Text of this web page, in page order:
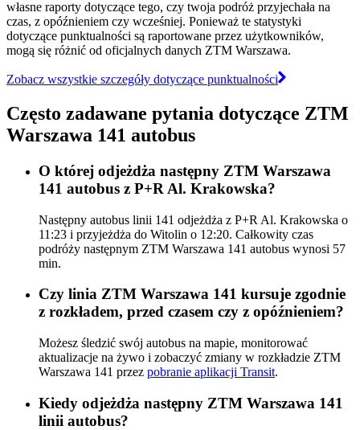
własne raporty dotyczące tego, czy twoja podróż przyjechała na
czas, z opóźnieniem czy wcześniej. Ponieważ te statystyki
dotyczące punktualności są raportowane przez użytkowników,
mogą się różnić od oficjalnych danych ZTM Warszawa.
Zobacz wszystkie szczegóły dotyczące punktualności
Często zadawane pytania dotyczące ZTM
Warszawa 141 autobus
O której odjeżdża następny ZTM Warszawa
141 autobus z P+R Al. Krakowska?
Następny autobus linii 141 odjeżdża z P+R Al. Krakowska o
11:23 i przyjeżdża do Witolin o 12:20. Całkowity czas
podróży następnym ZTM Warszawa 141 autobus wynosi 57
min.
Czy linia ZTM Warszawa 141 kursuje zgodnie
z rozkładem, przed czasem czy z opóźnieniem?
Możesz śledzić swój autobus na mapie, monitorować
aktualizacje na żywo i zobaczyć zmiany w rozkładzie ZTM
Warszawa 141 przez pobranie aplikacji Transit.
Kiedy odjeżdża następny ZTM Warszawa 141
linii autobus?